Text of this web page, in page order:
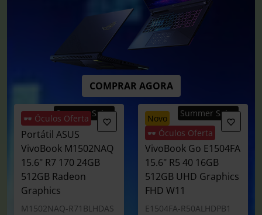
🕶️ Óculos Oferta
Summer Sales
Portátil ASUS
VivoBook M1502NAQ
15.6" R7 170 24GB
512GB Radeon
Graphics
M1502NAQ-R71BLHDAS
novo
🕶️ Óculos Oferta
Summer Sales
Portátil ASUS
VivoBook Go E1504FA
15.6" R5 40 16GB
512GB UHD Graphics
FHD W11
E1504FA-R50ALHDPB1
COMPRAR AGORA